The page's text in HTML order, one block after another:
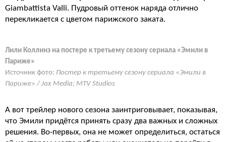
Giambattista Valli. Пудровый оттенок наряда отлично
перекликается с цветом парижского заката.
Лили Коллинз на постере к третьему сезону сериала «Эмили в
Париже»
Источник фото: Постер к третьему сезону сериала «Эмили в
Париже» / Jax Media; MTV Studios
А вот трейлер нового сезона заинтриговывает, показывая,
что Эмили придётся принять сразу два важных и сложных
решения. Во-первых, она не может определиться, остаться